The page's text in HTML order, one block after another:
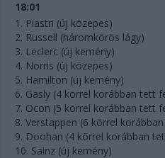
18:01
1. Piastri (új közepes)
2. Russell (háromkörös lágy)
3. Leclerc (új kemény)
4. Norris (új közepes)
5. Hamilton (új kemény)
6. Gasly (4 körrel korábban tett
7. Ocon (5 körrel korábban tett
8. Verstappen (6 körrel
9. Doohan (4 körrel korábban
10. Sainz (új kemény)